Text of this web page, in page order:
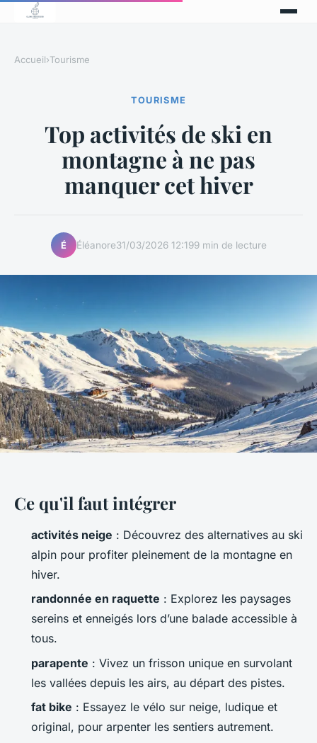
Accueil›Tourisme
TOURISME
Top activités de ski en
montagne à ne pas
manquer cet hiver
É Éléanore31/03/2026 12:199 min de lecture
Ce qu'il faut intégrer
activités neige : Découvrez des alternatives au ski
alpin pour profiter pleinement de la montagne en
hiver.
randonnée en raquette : Explorez les paysages
sereins et enneigés lors d’une balade accessible à
tous.
parapente : Vivez un frisson unique en survolant
les vallées depuis les airs, au départ des pistes.
fat bike : Essayez le vélo sur neige, ludique et
original, pour arpenter les sentiers autrement.